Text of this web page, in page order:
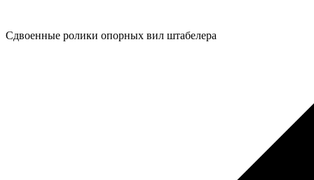
Сдвоенные ролики опорных вил штабелера